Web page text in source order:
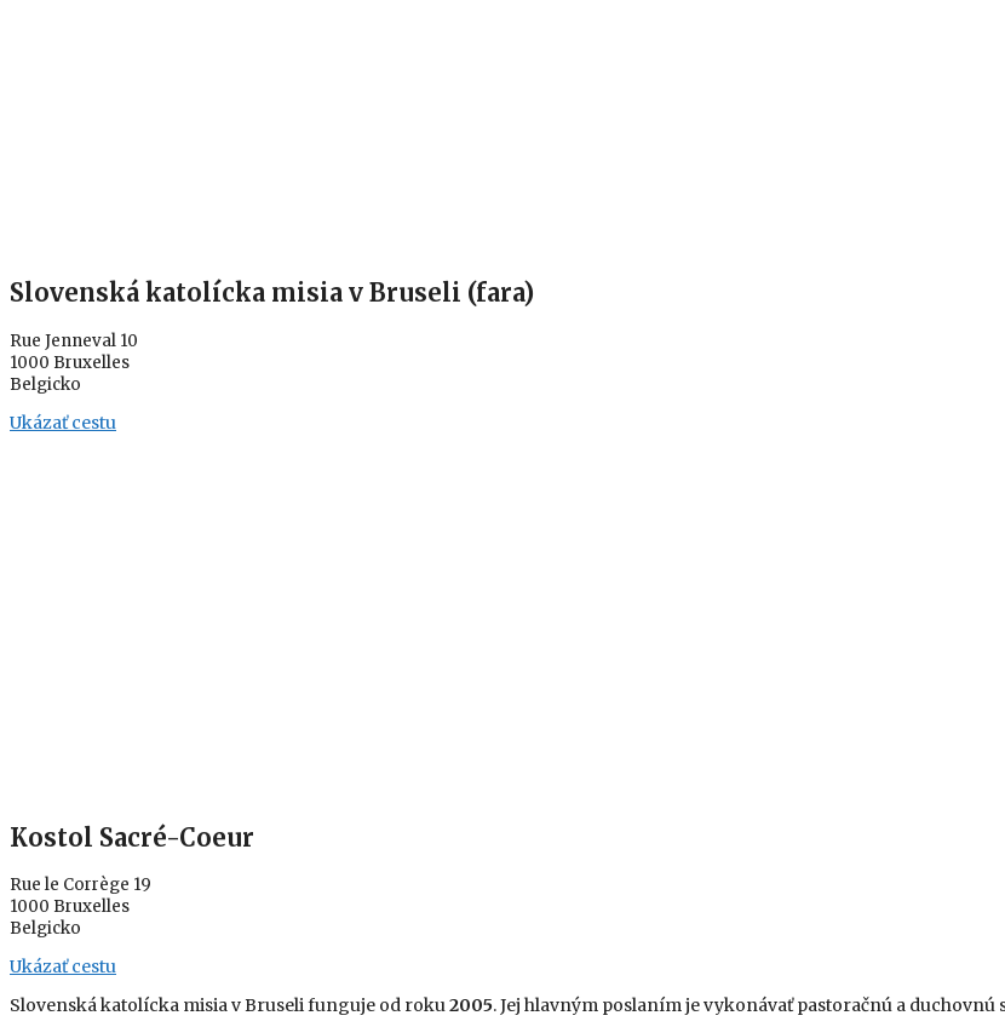
Slovenská katolícka misia v Bruseli (fara)
Rue Jenneval 10
1000 Bruxelles
Belgicko
Ukázať cestu
Kostol Sacré-Coeur
Rue le Corrège 19
1000 Bruxelles
Belgicko
Ukázať cestu
Slovenská katolícka misia v Bruseli funguje od roku2005. Jej hlavným poslaním je vykonávať pastoračnú a